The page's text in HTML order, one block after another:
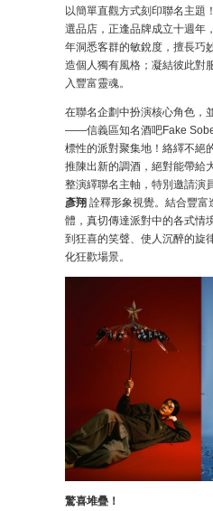
以簡單直觀方式刻印聯名主題
選品店，正逢品牌成立十週年
年洞悉客群的敏銳度，擅長巧
造個人獨有風格；凝結彼此對
入豐富靈魂。
在聯名企劃中扮演核心角色，
——信義區知名酒吧Fake
標性的派對聚集地！絡繹不絕
推陳出新的調酒，絕對能帶給
整演繹聯名主軸，特別邀請演
彥翔 詮釋形象視覺。結合豐
體，真切傳達派對中的各式情
到狂喜的笑聲、使人沉醉的旋
化狂歡場景。
驚喜堆疊！